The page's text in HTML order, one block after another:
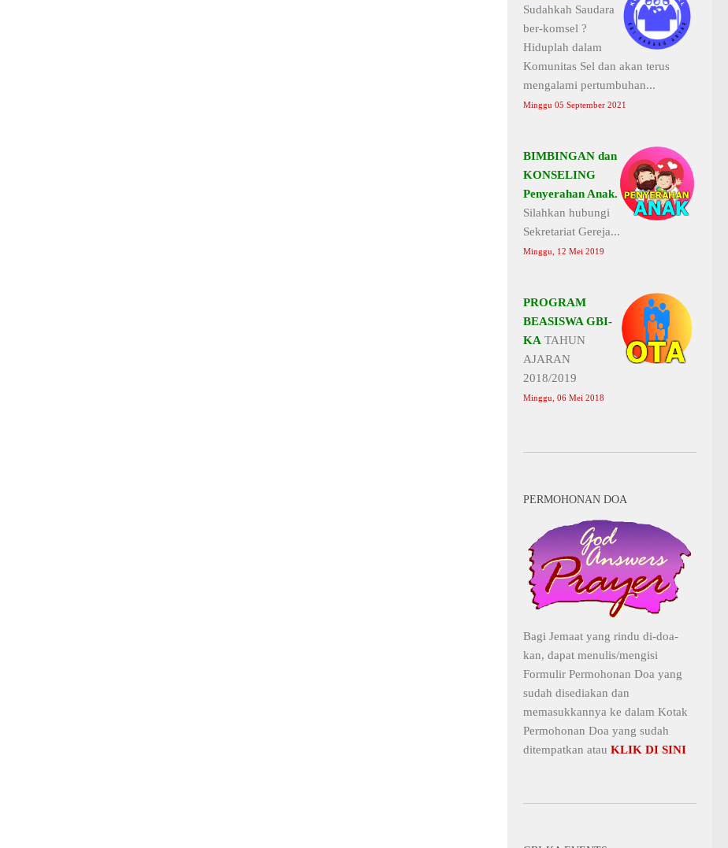
Sudahkah Saudara
ber-komsel ?
Hiduplah dalam
Komunitas Sel dan akan terus
mengalami pertumbuhan...
Minggu 05 September 2021
BIMBINGAN dan
KONSELING
Penyerahan Anak.
Silahkan hubungi
Sekretariat Gereja...
Minggu, 12 Mei 2019
PROGRAM
BEASISWA GBI-
KA TAHUN
AJARAN
2018/2019
Minggu, 06 Mei 2018
PERMOHONAN DOA
Bagi Jemaat yang rindu di-doa-
kan, dapat menulis/mengisi
Formulir Permohonan Doa yang
sudah disediakan dan
memasukkannya ke dalam Kotak
Permohonan Doa yang sudah
ditempatkan atau KLIK DI SINI